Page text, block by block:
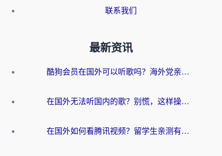
联系我们
最新资讯
酷狗会员在国外可以听歌吗？海外党亲测有效：3步解决音乐权限难题
在国外无法听国内的歌？别慌，这样操作就能畅听QQ音乐（附亲测加速器推荐）
在国外如何看腾讯视频？留学生亲测有效的回国加速方案